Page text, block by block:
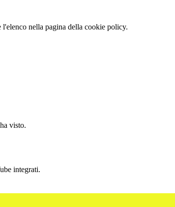
nella pagina della cookie policy.
visto.
integrati.